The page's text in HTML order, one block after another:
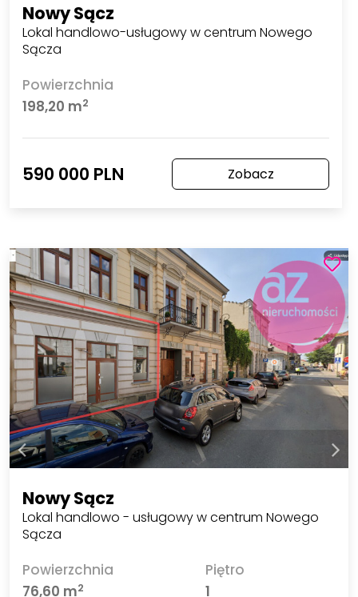
Nowy Sącz
Lokal handlowo-usługowy w centrum Nowego
Sącza
Powierzchnia
198,20 m2
590 000 PLN Zobacz
Nowy Sącz
Lokal handlowo - usługowy w centrum Nowego
Sącza
Powierzchnia
76,60 m2
Piętro
1